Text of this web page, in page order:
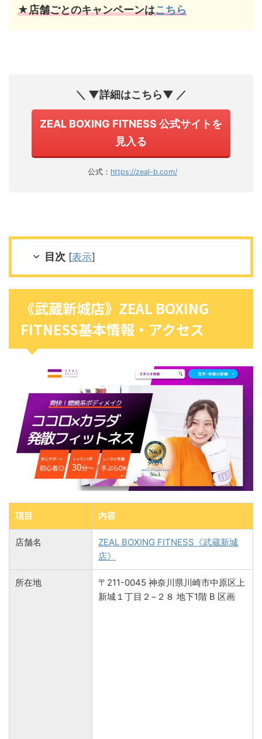
★店舗ごとのキャンペーンはこちら
＼ ▼詳細はこちら▼ ／
ZEAL BOXING FITNESS 公式サイトを
見入る
公式： https://zeal-b.com/
目次 [表示]
《武蔵新城店》ZEAL BOXING
FITNESS基本情報・アクセス
項目 内容
店舗名
ZEAL BOXING FITNESS《武蔵新城
店》
所在地
〒211-0045 神奈川県川崎市中原区上
新城１丁目２−２８ 地下1階 B 区画